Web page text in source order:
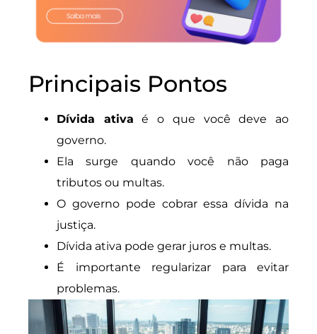
Principais Pontos
Dívida ativa é o que você deve ao
governo.
Ela surge quando você não paga
tributos ou multas.
O governo pode cobrar essa dívida na
justiça.
Dívida ativa pode gerar juros e multas.
É importante regularizar para evitar
problemas.